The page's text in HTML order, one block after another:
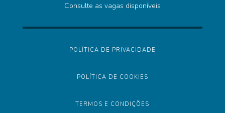
Consulte as vagas disponíveis
POLÍTICA DE PRIVACIDADE
POLÍTICA DE COOKIES
TERMOS E CONDIÇÕES